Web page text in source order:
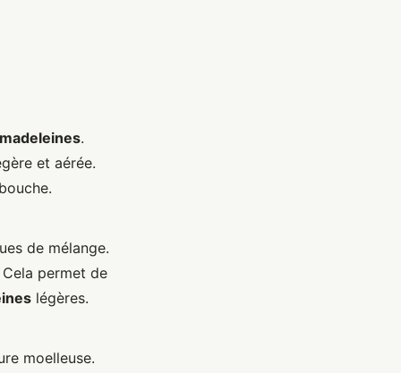
madeleines.
et aérée.
de mélange.
permet de
légères.
moelleuse.